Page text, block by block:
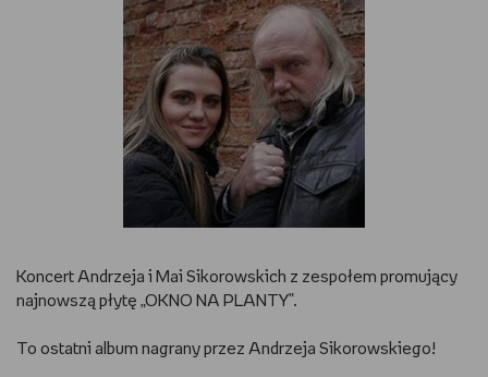
URZĄDZAM I DEKORUJĘ
MAM ZWIERZĘTA
Koncert Andrzeja i Mai Sikorowskich z zespołem promujący
najnowszą płytę „OKNO NA PLANTY”.
To ostatni album nagrany przez Andrzeja Sikorowskiego!